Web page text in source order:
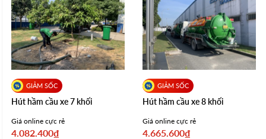
Hút hầm cầu xe 7 khối
Giá online cực rẻ
4.082.400₫
Hút hầm cầu xe 8 khối
Giá online cực rẻ
4.665.600₫